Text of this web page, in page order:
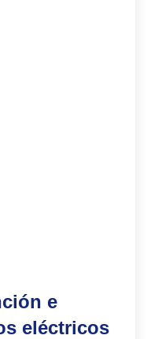
e
eléctricos